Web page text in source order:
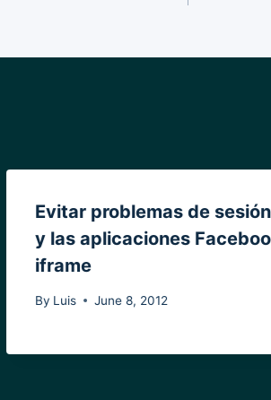
Evitar problemas de
y las aplicaciones
iframe
By Luis June 8, 2012